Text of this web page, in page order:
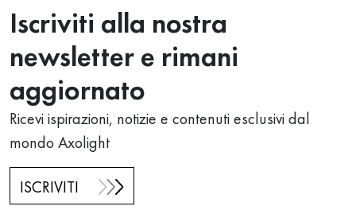
Iscriviti alla nostra
newsletter e rimani
aggiornato
Ricevi ispirazioni, notizie e contenuti esclusivi dal
mondo Axolight
ISCRIVITI